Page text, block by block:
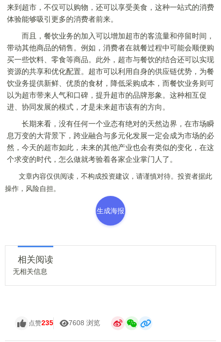
来到超市，不仅可以购物，还可以享受美食，这种一站式的消费
体验能够吸引更多的消费者前来。
而且，餐饮业务的加入可以增加超市的客流量和停留时间，
带动其他商品的销售。例如，消费者在就餐过程中可能会顺便购
买一些饮料、零食等商品。此外，超市与餐饮的结合还可以实现
资源的共享和优化配置。超市可以利用自身的供应链优势，为餐
饮业务提供新鲜、优质的食材，降低采购成本，而餐饮业务则可
以为超市带来人气和口碑，提升超市的品牌形象。这种相互促
进、协同发展的模式，才是未来超市该有的方向。
长期来看，没有任何一个业态有绝对的天然边界，在市场瞬
息万变的大背景下，跨业融合与多元化发展一定会成为市场的必
然，今天的超市如此，未来的其他产业也会有类似的变化，在这
个求变的时代，怎么做就考验着各家企业掌门人了。
文章内容仅供阅读，不构成投资建议，请谨慎对待。投资者据此
操作，风险自担。
生成海报
相关阅读
无相关信息
点赞235 7608 浏览